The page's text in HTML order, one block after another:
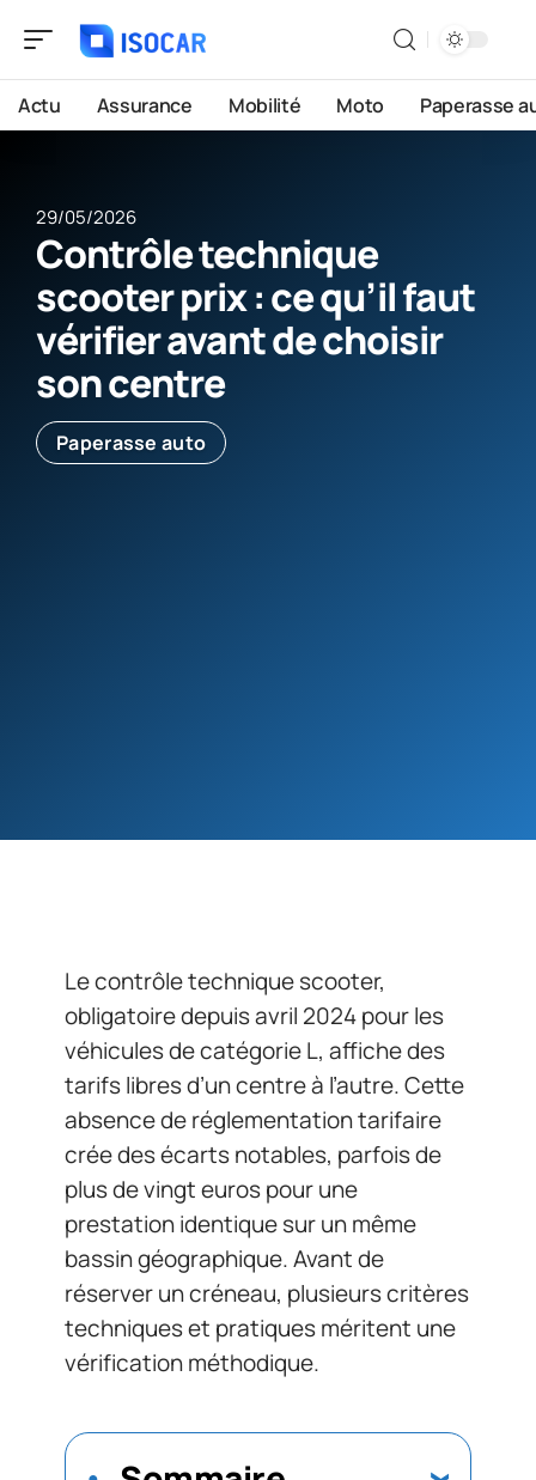
Actu Assurance Mobilité Moto Paperasse
29/05/2026
Contrôle technique
scooter prix : ce qu’il faut
vérifier avant de choisir
son centre
Paperasse auto
Le contrôle technique scooter,
obligatoire depuis avril 2024 pour les
véhicules de catégorie L, affiche des
tarifs libres d’un centre à l’autre. Cette
absence de réglementation tarifaire
crée des écarts notables, parfois de
plus de vingt euros pour une
prestation identique sur un même
bassin géographique. Avant de
réserver un créneau, plusieurs critères
techniques et pratiques méritent une
vérification méthodique.